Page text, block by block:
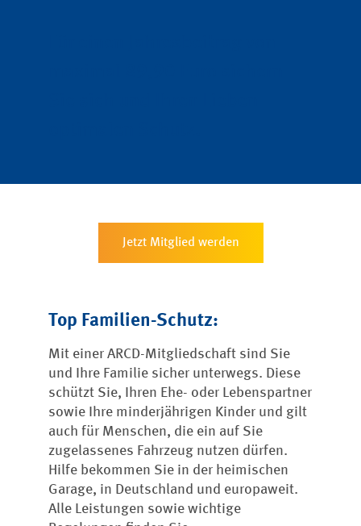
Jetzt Mitglied werden
Top Familien-Schutz:
Mit einer ARCD-Mitgliedschaft sind Sie
und Ihre Familie sicher unterwegs. Diese
schützt Sie, Ihren Ehe- oder Lebenspartner
sowie Ihre minderjährigen Kinder und gilt
auch für Menschen, die ein auf Sie
zugelassenes Fahrzeug nutzen dürfen.
Hilfe bekommen Sie in der heimischen
Garage, in Deutschland und europaweit.
Alle Leistungen sowie wichtige